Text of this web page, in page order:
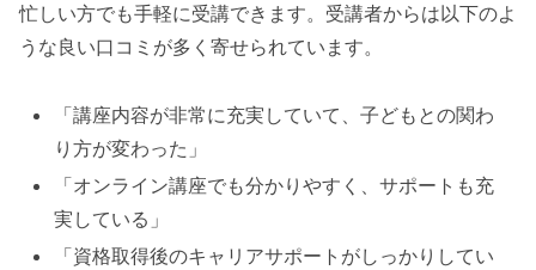
忙しい方でも手軽に受講できます。受講者からは以下のよ
うな良い口コミが多く寄せられています。
「講座内容が非常に充実していて、子どもとの関わ
り方が変わった」
「オンライン講座でも分かりやすく、サポートも充
実している」
「資格取得後のキャリアサポートがしっかりしてい